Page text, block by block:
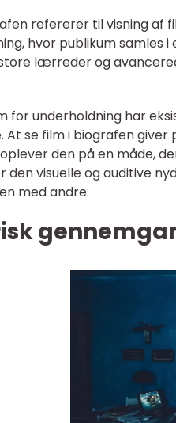
refererer til visning
hvor publikum samles
lærreder og
for underholdning har
At se film i biografen
den på en måde,
den visuelle og auditive
med andre.